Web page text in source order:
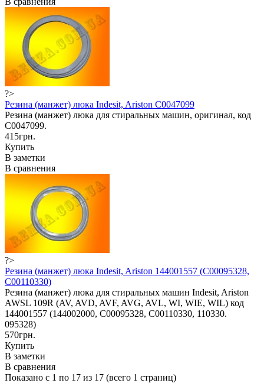
?>
Резина (манжет) люка Indesit, Ariston C0047099
Резина (манжет) люка для стиральных машин, оригинал, код
C0047099.
415грн.
Купить
В заметки
В сравнения
?>
Резина (манжет) люка Indesit, Ariston 144001557 (C00095328,
C00110330)
Резина (манжет) люка для стиральных машин Indesit, Ariston
AWSL 109R (AV, AVD, AVF, AVG, AVL, WI, WIE, WIL) код
144001557 (144002000, C00095328, C00110330, 110330.
095328)
570грн.
Купить
В заметки
В сравнения
Показано с 1 по 17 из 17 (всего 1 страниц)